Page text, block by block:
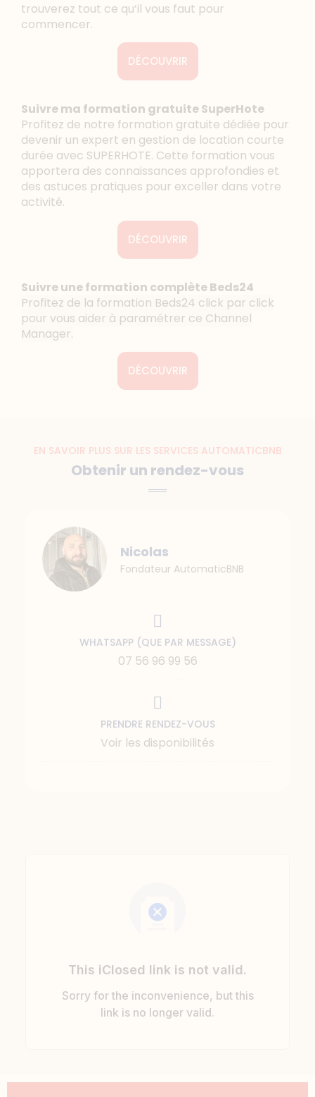
trouverez tout ce qu’il vous faut pour
commencer.
DÉCOUVRIR
Suivre ma formation gratuite SuperHote
Profitez de notre formation gratuite dédiée pour
devenir un expert en gestion de location courte
durée avec SUPERHOTE. Cette formation vous
apportera des connaissances approfondies et
des astuces pratiques pour exceller dans votre
activité.
DÉCOUVRIR
Suivre une formation complète Beds24
Profitez de la formation Beds24 click par click
pour vous aider à paramétrer ce Channel
Manager.
DÉCOUVRIR
EN SAVOIR PLUS SUR LES SERVICES AUTOMATICBNB
Obtenir un rendez-vous
Nicolas
Fondateur AutomaticBNB
WHATSAPP (QUE PAR MESSAGE)
07 56 96 99 56
PRENDRE RENDEZ-VOUS
Voir les disponibilités